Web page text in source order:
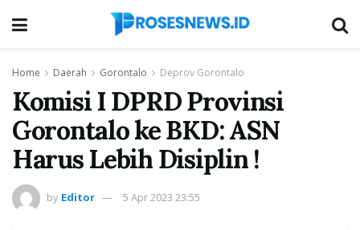
Home Daerah Gorontalo Deprov Gorontalo
Komisi I DPRD Provinsi
Gorontalo ke BKD: ASN
Harus Lebih Disiplin !
by Editor 5 Apr 2023 23:55